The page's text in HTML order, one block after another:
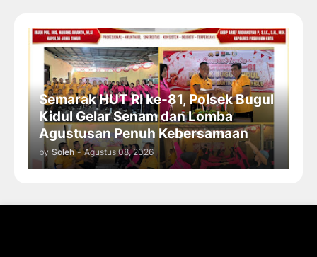
Semarak HUT RI ke-81, Polsek Bugul
Kidul Gelar Senam dan Lomba
Agustusan Penuh Kebersamaan
by Soleh - Agustus 08, 2026